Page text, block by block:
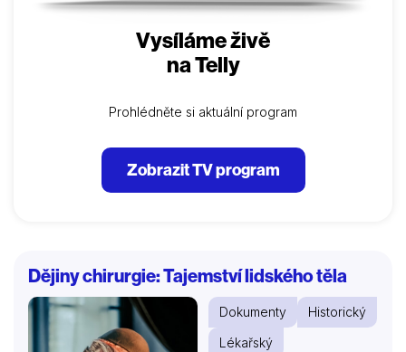
Vysíláme živě
na Telly
Prohlédněte si aktuální program
Zobrazit TV program
Dějiny chirurgie: Tajemství lidského těla
Dokumenty
Historický
Lékařský